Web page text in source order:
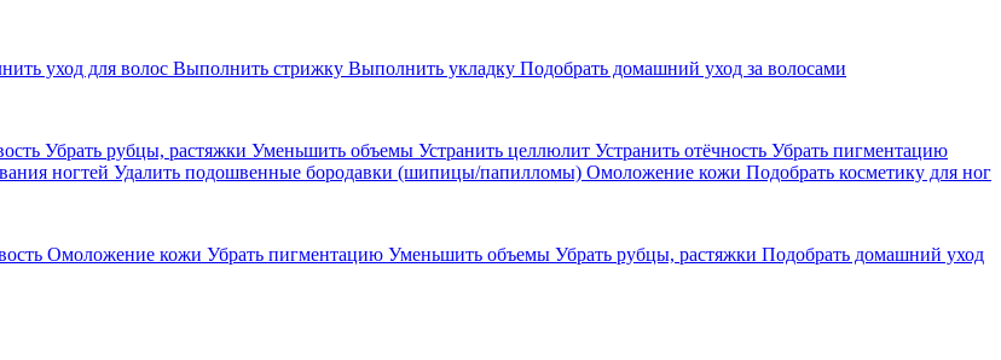
уход для волос Выполнить стрижку Выполнить укладку Подобрать домашний уход за волосами
Убрать рубцы, растяжки Уменьшить объемы Устранить целлюлит Устранить отёчность Убрать пигментацию
ногтей Удалить подошвенные бородавки (шипицы/папилломы) Омоложение кожи Подобрать косметику для ног
Омоложение кожи Убрать пигментацию Уменьшить объемы Убрать рубцы, растяжки Подобрать домашний уход